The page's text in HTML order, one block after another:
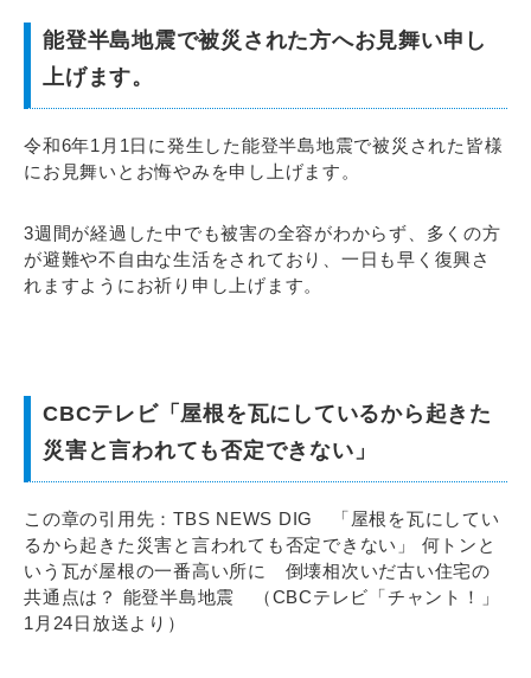
能登半島地震で被災された方へお見舞い申し
上げます。
令和6年1月1日に発生した能登半島地震で被災された皆様
にお見舞いとお悔やみを申し上げます。
3週間が経過した中でも被害の全容がわからず、多くの方
が避難や不自由な生活をされており、一日も早く復興さ
れますようにお祈り申し上げます。
CBCテレビ「屋根を瓦にしているから起きた
災害と言われても否定できない」
この章の引用先：TBS NEWS DIG 「屋根を瓦にしてい
るから起きた災害と言われても否定できない」 何トンと
いう瓦が屋根の一番高い所に 倒壊相次いだ古い住宅の
共通点は？ 能登半島地震 （CBCテレビ「チャント！」
1月24日放送より）